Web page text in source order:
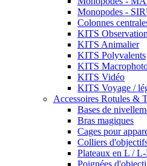
Monopodes -
Colonnes
KITS Observation
KITS Animalier
KITS Polyvalents
KITS
KITS Vidéo
KITS Voyage /
Accessoires Rotules &
Bases de
Bras magiques
Cages pour
Colliers
Plateaux en L /
Poignées